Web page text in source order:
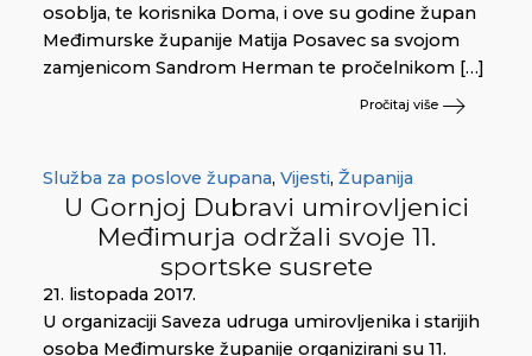
osoblja, te korisnika Doma, i ove su godine župan
Međimurske županije Matija Posavec sa svojom
zamjenicom Sandrom Herman te pročelnikom […]
Pročitaj više
Služba za poslove župana, Vijesti, Županija
U Gornjoj Dubravi umirovljenici
Međimurja održali svoje 11.
sportske susrete
21. listopada 2017.
U organizaciji Saveza udruga umirovljenika i starijih
osoba Međimurske županije organizirani su 11.